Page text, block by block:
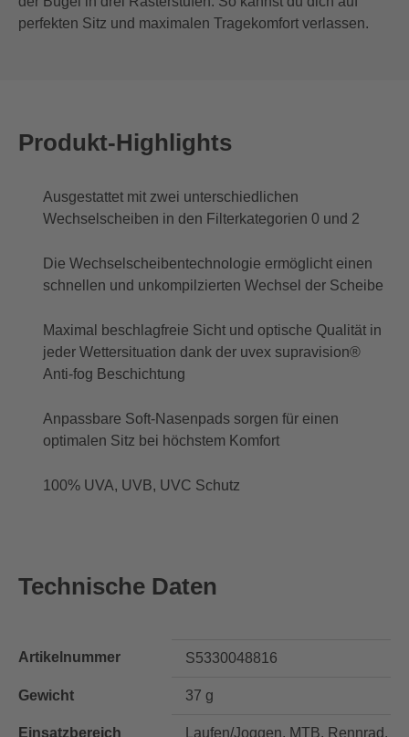
perfekten Sitz und maximalen Tragekomfort verlassen.
Produkt-Highlights
Ausgestattet mit zwei unterschiedlichen
Wechselscheiben in den Filterkategorien 0 und 2
Die Wechselscheibentechnologie ermöglicht einen
schnellen und unkompilzierten Wechsel der Scheibe
Maximal beschlagfreie Sicht und optische Qualität in
jeder Wettersituation dank der uvex supravision®
Anti-fog Beschichtung
Anpassbare Soft-Nasenpads sorgen für einen
optimalen Sitz bei höchstem Komfort
100% UVA, UVB, UVC Schutz
Technische Daten
Artikelnummer S5330048816
Gewicht 37 g
Einsatzbereich Laufen/Joggen, MTB, Rennrad,